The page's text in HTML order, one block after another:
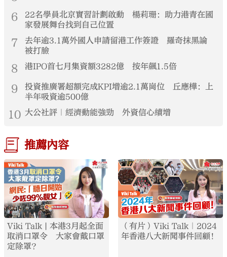
6
22名學員北京實習計劃啟動 楊莉珊：助力港青在國
家發展舞台找到自己位置
7
去年逾3.1萬外國人申請留港工作簽證 羅奇抹黑論
被打臉
8 港IPO首七月集資額3282億 按年飆1.5倍
9
投資推廣署超額完成KPI增逾2.1萬崗位 丘應樺：上
半年吸資逾500億
10 大公社評｜經濟動能強勁 外資信心續增
推薦內容
Viki Talk | 本港3月起全面
取消口罩令 大家會戴口罩
定除罩？
（有片）Viki Talk｜2024
年香港八大新聞事件回顧！